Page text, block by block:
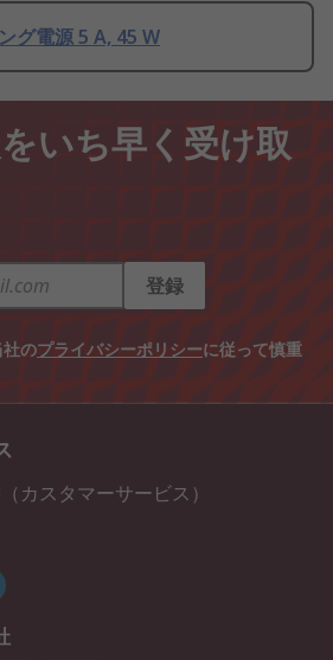
グ電源 5 A, 45 W
いち早く受け取
登録
のプライバシーポリシーに従って慎重
カスタマーサービス）